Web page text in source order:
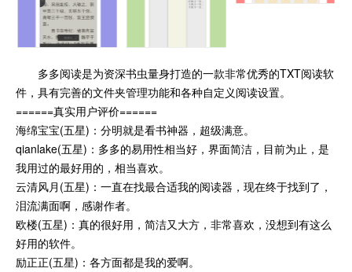
多多阅读是为资深书虫量身打造的一款非常优秀的TXT阅读软
件，具有完善的文件夹管理功能和各种自定义阅读设置。
======真实用户评价======
海绵宝宝(五星)：分明就是看书神器，超级满意。
qianlake(五星)：多多的易用性相当好，界面简洁，目前为止，是
我用过的最好用的，相当喜欢。
云清风月(五星)：一直在找最合适我的阅读器，现在终于找到了，
泪流满面啊，感谢作者。
欧楼(五星)：真的很好用，简洁又大方，非常喜欢，没想到有这么
好用的软件。
励正正(五星)：各方面都是我的爱啊。